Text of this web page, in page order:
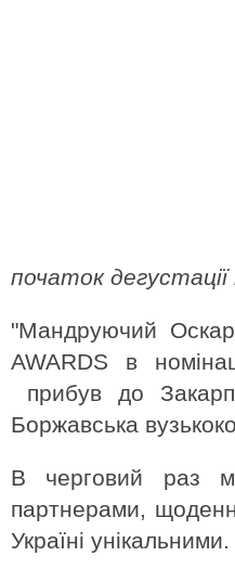
початок
"Мандруючий
AWARDS в
прибув до
Боржавська
В черговий раз
партнерами,
Україні унікальними.